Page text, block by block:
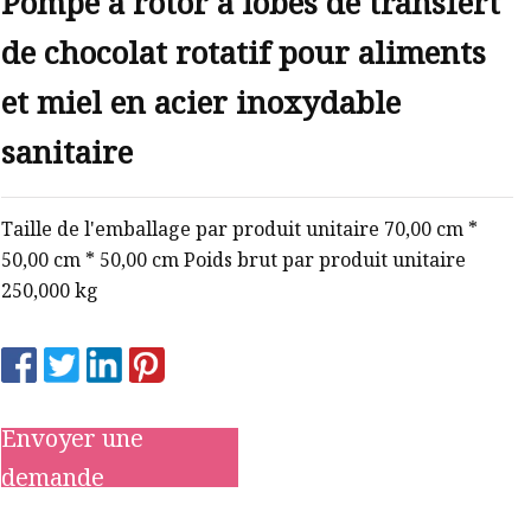
de chocolat rotatif pour aliments
et miel en acier inoxydable
sanitaire
Taille de l'emballage par produit unitaire 70,00 cm *
50,00 cm * 50,00 cm Poids brut par produit unitaire
250,000 kg
Envoyer une
demande